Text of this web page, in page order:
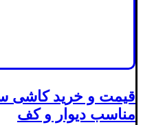
قیمت و خرید کاشی
مناسب دیوار و کف